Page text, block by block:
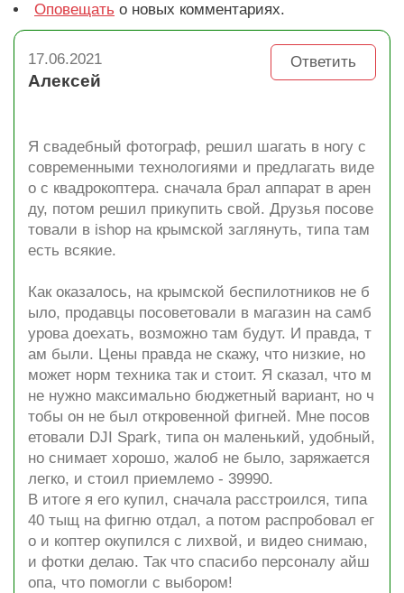
Оповещать о новых комментариях.
Ответить
17.06.2021
Алексей
Я свадебный фотограф, решил шагать в ногу с
современными технологиями и предлагать виде
о с квадрокоптера. сначала брал аппарат в арен
ду, потом решил прикупить свой. Друзья посове
товали в ishop на крымской заглянуть, типа там
есть всякие.
Как оказалось, на крымской беспилотников не б
ыло, продавцы посоветовали в магазин на самб
урова доехать, возможно там будут. И правда, т
ам были. Цены правда не скажу, что низкие, но
может норм техника так и стоит. Я сказал, что м
не нужно максимально бюджетный вариант, но ч
тобы он не был откровенной фигней. Мне посов
етовали DJI Spark, типа он маленький, удобный,
но снимает хорошо, жалоб не было, заряжается
легко, и стоил приемлемо - 39990.
В итоге я его купил, сначала расстроился, типа
40 тыщ на фигню отдал, а потом распробовал ег
о и коптер окупился с лихвой, и видео снимаю,
и фотки делаю. Так что спасибо персоналу айш
опа, что помогли с выбором!